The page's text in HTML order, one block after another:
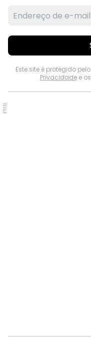
Este site é protegido
Privacidadee os
PUB.